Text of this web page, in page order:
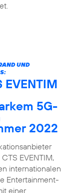
UND
EVENTIM
5G-
2022
EVENTIM,
internationalen
Entertainment-
einer